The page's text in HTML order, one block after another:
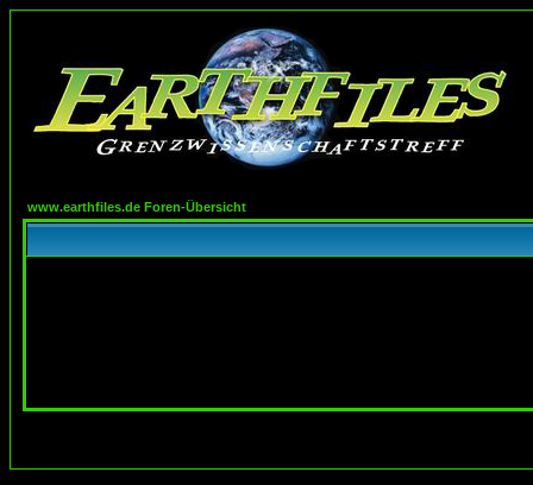
www.earthfiles.de Foren-Übersicht